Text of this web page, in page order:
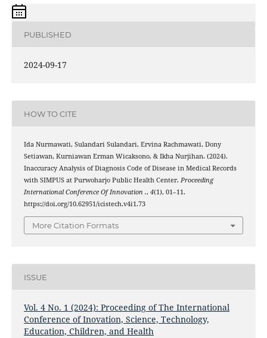
PUBLISHED
2024-09-17
HOW TO CITE
Ida Nurmawati, Sulandari Sulandari, Ervina Rachmawati, Dony
Setiawan, Kurniawan Erman Wicaksono, & Ikha Nurjihan. (2024).
Inaccuracy Analysis of Diagnosis Code of Disease in Medical Records
with SIMPUS at Purwoharjo Public Health Center. Proceeding
International Conference Of Innovation ., 4(1), 01–11.
https://doi.org/10.62951/icistech.v4i1.73
More Citation Formats
ISSUE
Vol. 4 No. 1 (2024): Proceeding of The International
Conference of Inovation, Science, Technology,
Education, Children, and Health